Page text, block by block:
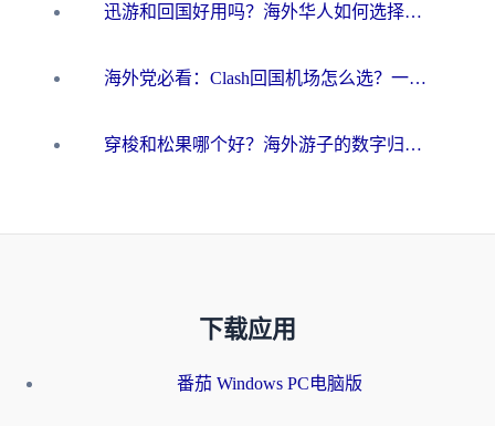
迅游和回国好用吗？海外华人如何选择靠谱的回国加速器
海外党必看：Clash回国机场怎么选？一篇搞定无缝访问国内资源的全攻略
穿梭和松果哪个好？海外游子的数字归乡路，到底该怎么选
下载应用
番茄 Windows PC电脑版